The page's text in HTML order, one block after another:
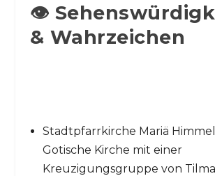
👁️
& Wahrzeichen
Stadtpfarrkirche Mariä
Gotische Kirche mit einer
Kreuzigungsgruppe von